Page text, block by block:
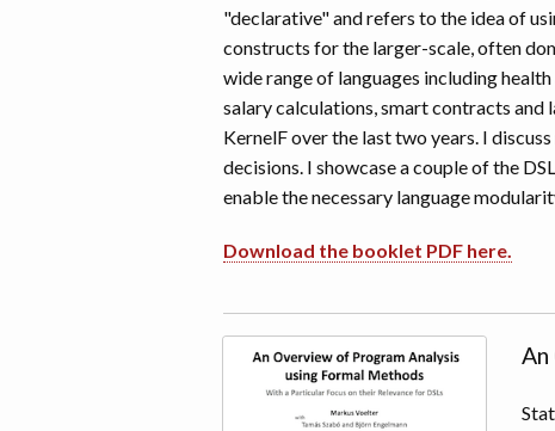
"declarative" and refers to the idea of
constructs for the larger-scale, often
wide range of languages including
salary calculations, smart contracts
KernelF over the last two years. I
decisions. I showcase a couple of the
enable the necessary language
Download the booklet PDF here.